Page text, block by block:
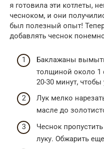
я готовила эти котлеты,
чесноком, и они
был полезный опыт!
добавлять чеснок
Баклажаны
толщиной около 1
20-30 минут, чтобы
Лук мелко
масле до
Чеснок
луку. Обжарить